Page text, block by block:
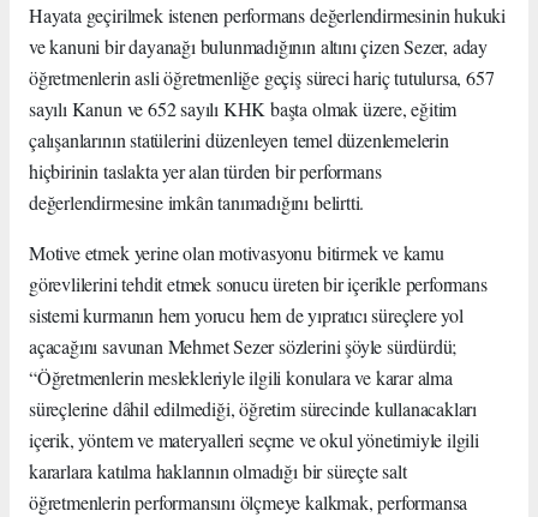
Hayata geçirilmek istenen performans değerlendirmesinin hukuki
ve kanuni bir dayanağı bulunmadığının altını çizen Sezer, aday
öğretmenlerin asli öğretmenliğe geçiş süreci hariç tutulursa, 657
sayılı Kanun ve 652 sayılı KHK başta olmak üzere, eğitim
çalışanlarının statülerini düzenleyen temel düzenlemelerin
hiçbirinin taslakta yer alan türden bir performans
değerlendirmesine imkân tanımadığını belirtti.
Motive etmek yerine olan motivasyonu bitirmek ve kamu
görevlilerini tehdit etmek sonucu üreten bir içerikle performans
sistemi kurmanın hem yorucu hem de yıpratıcı süreçlere yol
açacağını savunan Mehmet Sezer sözlerini şöyle sürdürdü;
“Öğretmenlerin meslekleriyle ilgili konulara ve karar alma
süreçlerine dâhil edilmediği, öğretim sürecinde kullanacakları
içerik, yöntem ve materyalleri seçme ve okul yönetimiyle ilgili
kararlara katılma haklarının olmadığı bir süreçte salt
öğretmenlerin performansını ölçmeye kalkmak, performansa